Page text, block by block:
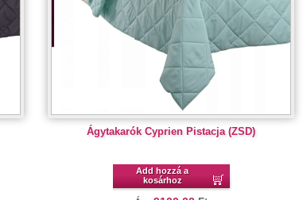
Ágytakarók Cyprien Pistacja (ZSD)
Add hozzá a
kosárhoz